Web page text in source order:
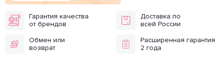
Гарантия качества
от брендов
Доставка по
всей России
Обмен или
возврат
Расширенная гарантия
2 года